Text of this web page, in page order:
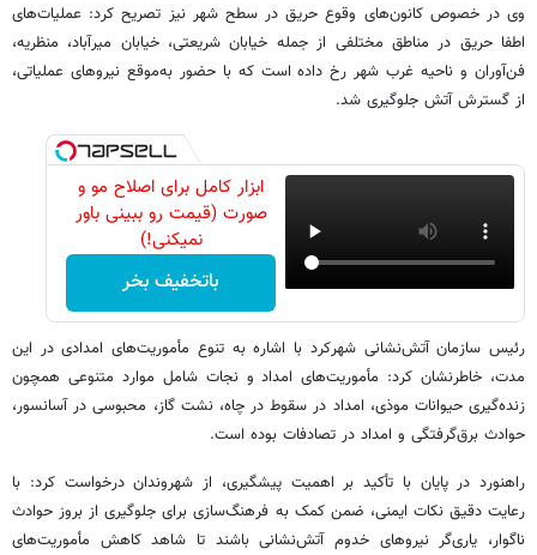
وی در خصوص کانون‌های وقوع حریق در سطح شهر نیز تصریح کرد: عملیات‌های
اطفا حریق در مناطق مختلفی از جمله خیابان شریعتی، خیابان میرآباد، منظریه،
فن‌آوران و ناحیه غرب شهر رخ داده است که با حضور به‌موقع نیروهای عملیاتی،
از گسترش آتش جلوگیری شد.
ابزار کامل برای اصلاح مو و
صورت (قیمت رو ببینی باور
نمیکنی!)
باتخفیف بخر
رئیس سازمان آتش‌نشانی شهرکرد با اشاره به تنوع مأموریت‌های امدادی در این
مدت، خاطرنشان کرد: مأموریت‌های امداد و نجات شامل موارد متنوعی همچون
زنده‌گیری حیوانات موذی، امداد در سقوط در چاه، نشت گاز، محبوسی در آسانسور،
حوادث برق‌گرفتگی و امداد در تصادفات بوده است.
راهنورد در پایان با تأکید بر اهمیت پیشگیری، از شهروندان درخواست کرد: با
رعایت دقیق نکات ایمنی، ضمن کمک به فرهنگ‌سازی برای جلوگیری از بروز حوادث
ناگوار، یاری‌گر نیروهای خدوم آتش‌نشانی باشند تا شاهد کاهش مأموریت‌های